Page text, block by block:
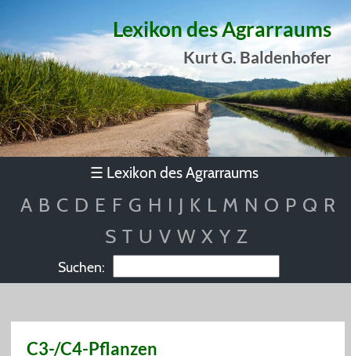
Lexikon des Agrarraums
Kurt G. Baldenhofer
☰ Lexikon des Agrarraums
A B C D E F G H I J K L M N O P Q R
S T U V W X Y Z
Suchen:
C3-/C4-Pflanzen